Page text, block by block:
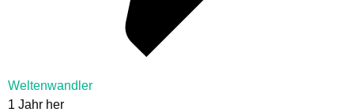
Weltenwandler
1 Jahr her